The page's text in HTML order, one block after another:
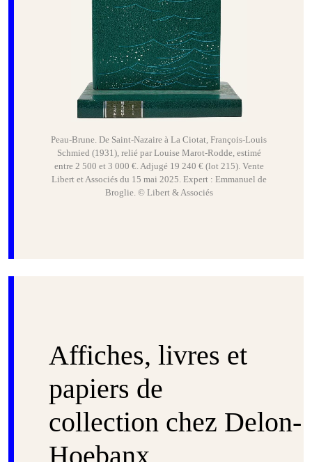
Peau-Brune. De Saint-Nazaire à La Ciotat, François-Louis
Schmied (1931), relié par Louise Marot-Rodde, estimé
entre 2 500 et 3 000 €. Adjugé 19 240 € (lot 215). Vente
Libert et Associés du 15 mai 2025. Expert : Emmanuel de
Broglie. © Libert & Associés
Affiches, livres et
papiers de
collection chez Delon-
Hoebanx